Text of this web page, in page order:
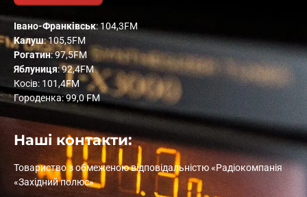
Івано-Франківськ: 104,3FM
Калуш: 105,5FM
Рогатин: 97,5FM
Яблуниця: 92,4FM
Косів: 101,4FM
Городенка: 99,0 FM
Наші контакти:
Товариство з обмеженою відповідальністю «Радіокомпанія
«Західний полюс»